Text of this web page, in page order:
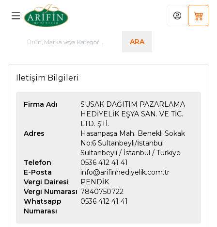
ARA
Hesabım
İletişim Bilgileri
Firma Adı
SUSAK DAĞITIM PAZARLAMA
HEDİYELİK EŞYA SAN. VE TİC.
LTD. ŞTİ.
Adres
Hasanpaşa Mah. Benekli Sokak
No:6 Sultanbeyli/İstanbul
Sultanbeyli / İstanbul / Türkiye
Telefon
0536 412 41 41
E-Posta
info@arifinhediyelik.com.tr
Vergi Dairesi
PENDİK
Vergi Numarası 7840750722
Whatsapp
Numarası
0536 412 41 41